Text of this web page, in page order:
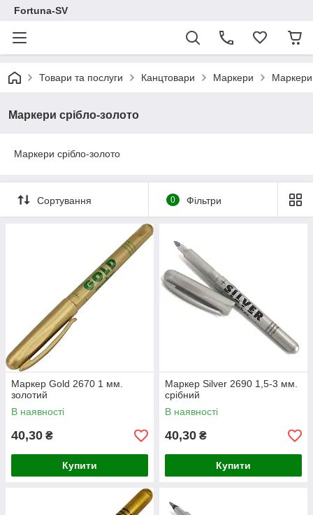
Fortuna-SV
Товари та послуги Канцтовари Маркери Маркери
Маркери срібло-золото
Маркери срібло-золото
Сортування 0 Фільтри
Маркер Gold 2670 1 мм.
золотий
В наявності
40,30 ₴
Купити
Маркер Silver 2690 1,5-3 мм.
срібний
В наявності
40,30 ₴
Купити